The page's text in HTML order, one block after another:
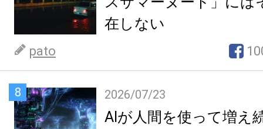
在しない
pato
8 2026/07/23
AIが人間を使って増え